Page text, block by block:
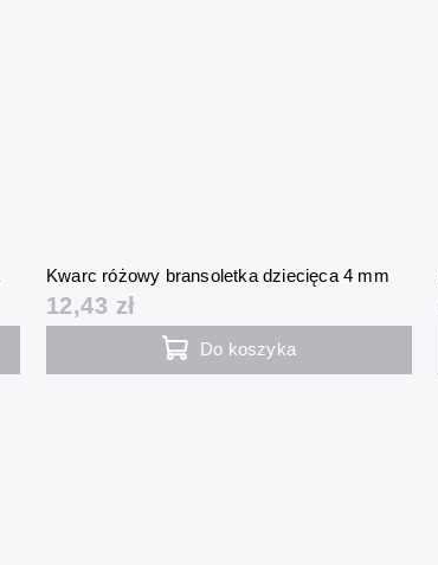
Kwarc różowy bransoletka dziecięca 4 mm
12,43 zł
Do koszyka